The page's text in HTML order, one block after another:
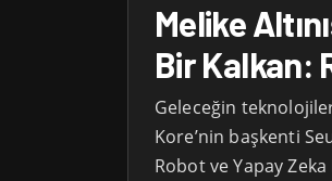
Melike
Bir Kalkan:
Geleceğin
Kore’nin başkenti
Robot ve Yapay